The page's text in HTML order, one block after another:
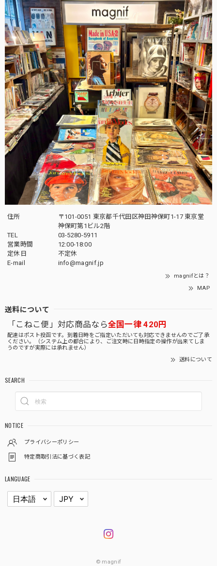
住所
〒101-0051 東京都千代田区神田神保町1-17 東京堂
神保町第1ビル2階
TEL
03-5280-5911
営業時間
12:00-18:00
定休日
不定休
E-mail
info@magnif.jp
magnifとは？
MAP
送料について
「こねこ便」対応商品なら全国一律 420円
配達はポスト投函です。到着日時をご指定いただいても対応できませんのでご了承
ください。（システム上の都合により、ご注文時に日時指定の操作が出来てしま
うのですが実際には承れません）
送料について
SEARCH
NOTICE
プライバシーポリシー
特定商取引法に基づく表記
LANGUAGE
© magnif